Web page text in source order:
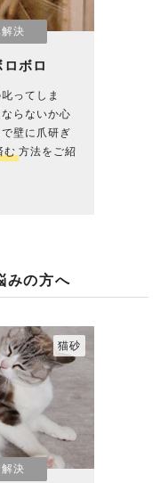
決
ボロ
ってしま
らないか心
壁に爪研ぎ
む 方法をご紹
みの方へ
決
猫砂